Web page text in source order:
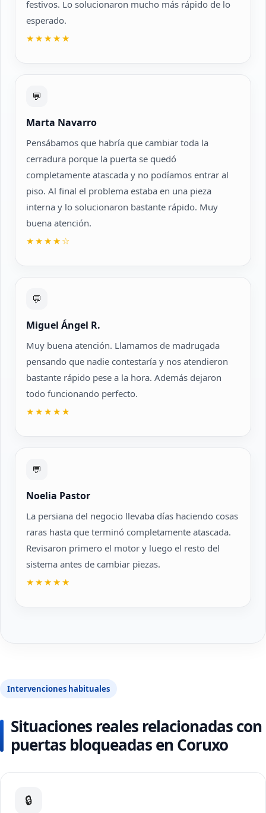
festivos. Lo solucionaron mucho más rápido de lo
esperado.
★★★★★
💬
Marta Navarro
Pensábamos que habría que cambiar toda la
cerradura porque la puerta se quedó
completamente atascada y no podíamos entrar al
piso. Al final el problema estaba en una pieza
interna y lo solucionaron bastante rápido. Muy
buena atención.
★★★★☆
💬
Miguel Ángel R.
Muy buena atención. Llamamos de madrugada
pensando que nadie contestaría y nos atendieron
bastante rápido pese a la hora. Además dejaron
todo funcionando perfecto.
★★★★★
💬
Noelia Pastor
La persiana del negocio llevaba días haciendo cosas
raras hasta que terminó completamente atascada.
Revisaron primero el motor y luego el resto del
sistema antes de cambiar piezas.
★★★★★
Intervenciones habituales
Situaciones reales relacionadas con
puertas bloqueadas en Coruxo
🔒